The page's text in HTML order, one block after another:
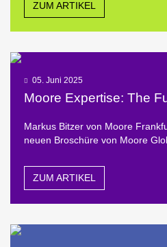
ZUM ARTIKEL
05. Juni 2025
Moore Expertise: The
Markus Bitzer von Moore
neuen Broschüre von Moore
ZUM ARTIKEL